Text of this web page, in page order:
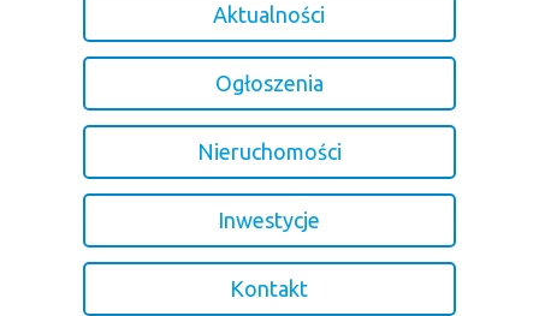
Aktualności
Ogłoszenia
Nieruchomości
Inwestycje
Kontakt